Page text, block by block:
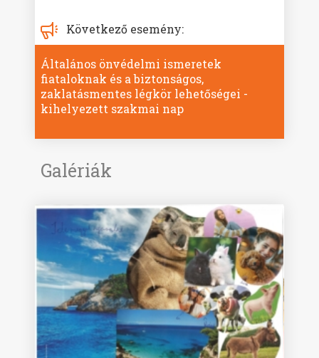
Következő esemény:
Általános önvédelmi ismeretek
fiataloknak és a biztonságos,
zaklatásmentes légkör lehetőségei -
kihelyezett szakmai nap
Galériák